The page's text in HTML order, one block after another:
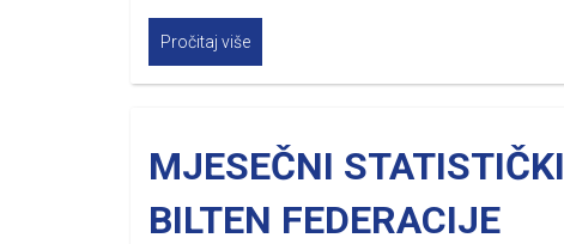
Pročitaj više
MJESEČNI STATISTIČKI
BILTEN FEDERACIJE